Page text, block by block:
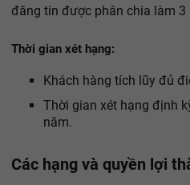
đăng tin được phân chia làm 3
Thời gian xét hạng:
Khách hàng tích lũy đủ
Thời gian xét hạng định
năm.
Các hạng và quyền lợi